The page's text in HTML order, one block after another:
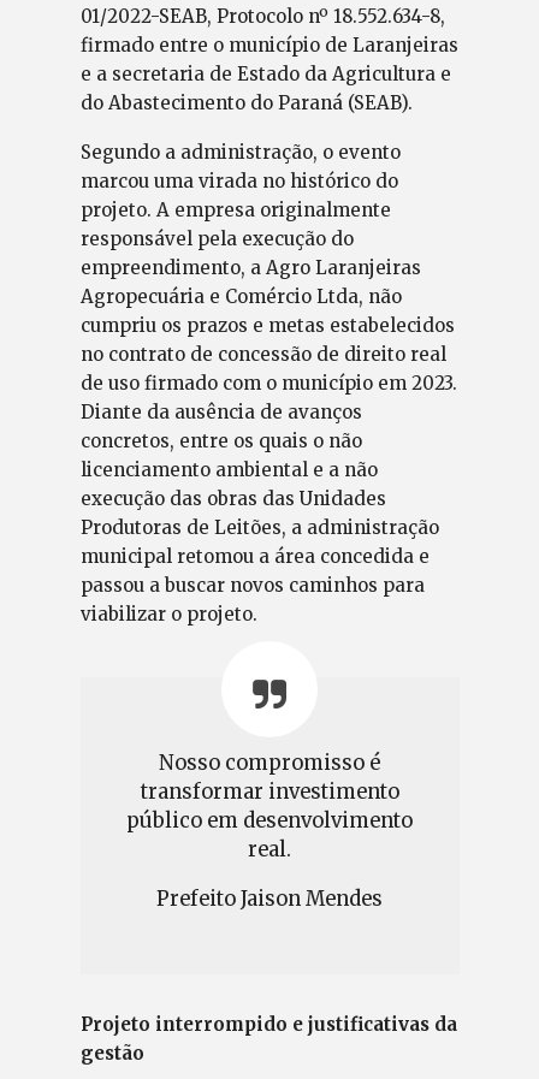
01/2022-SEAB, Protocolo nº 18.552.634-8,
firmado entre o município de Laranjeiras
e a secretaria de Estado da Agricultura e
do Abastecimento do Paraná (SEAB).
Segundo a administração, o evento
marcou uma virada no histórico do
projeto. A empresa originalmente
responsável pela execução do
empreendimento, a Agro Laranjeiras
Agropecuária e Comércio Ltda, não
cumpriu os prazos e metas estabelecidos
no contrato de concessão de direito real
de uso firmado com o município em 2023.
Diante da ausência de avanços
concretos, entre os quais o não
licenciamento ambiental e a não
execução das obras das Unidades
Produtoras de Leitões, a administração
municipal retomou a área concedida e
passou a buscar novos caminhos para
viabilizar o projeto.
Nosso compromisso é
transformar investimento
público em desenvolvimento
real.
Prefeito Jaison Mendes
Projeto interrompido e justificativas da
gestão